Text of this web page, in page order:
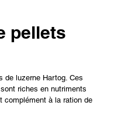
pellets
de luzerne Hartog. Ces
riches en nutriments
complément à la ration de